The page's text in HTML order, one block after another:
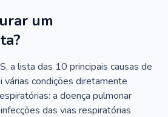
um
a lista das 10 principais causas de
várias condições diretamente
a doença pulmonar
das vias respiratórias